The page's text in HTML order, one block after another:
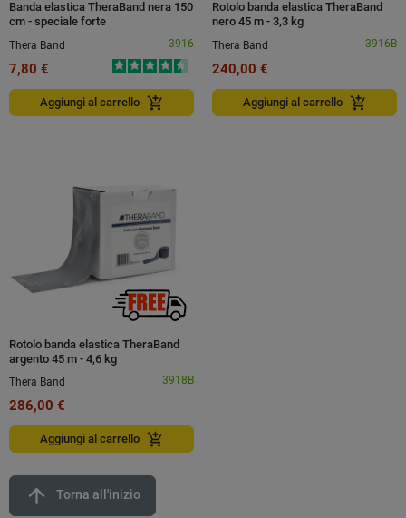
Banda elastica TheraBand nera 150
cm - speciale forte
Thera Band
3916
7,80 €
Aggiungi al carrello add_shopping_cart
Rotolo banda elastica TheraBand
nero 45 m - 3,3 kg
Thera Band
3916B
240,00 €
Aggiungi al carrello add_shopping_cart
Rotolo banda elastica TheraBand
argento 45 m - 4,6 kg
Thera Band
3918B
286,00 €
Aggiungi al carrello add_shopping_cart
arrow_upward Torna all'inizio